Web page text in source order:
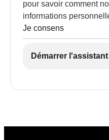
pour savoir comment
informations
Je consens
Démarrer l'assistant